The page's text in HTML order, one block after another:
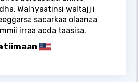
Walnyaatinsi waltajjii
sadarkaa olaanaa
irraa adda taasisa.